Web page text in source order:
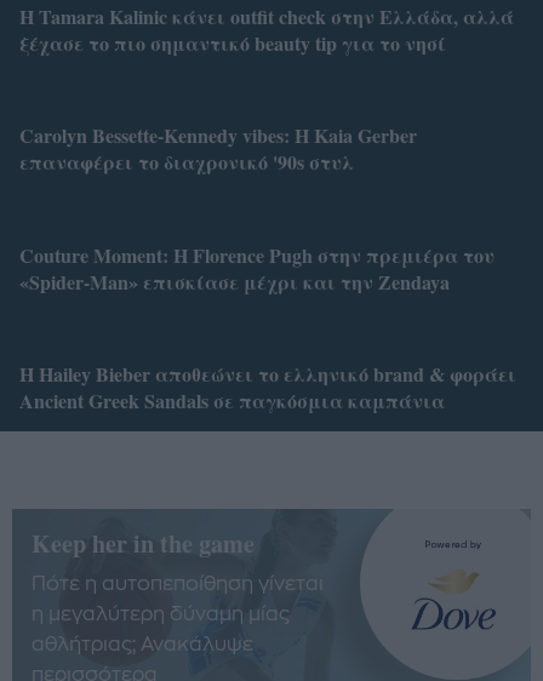
Η Tamara Kalinic κάνει outfit check στην Ελλάδα, αλλά
ξέχασε το πιο σημαντικό beauty tip για το νησί
Carolyn Bessette-Kennedy vibes: Η Kaia Gerber
επαναφέρει το διαχρονικό '90s στυλ
Couture Moment: Η Florence Pugh στην πρεμιέρα του
«Spider-Man» επισκίασε μέχρι και την Zendaya
Η Hailey Bieber αποθεώνει το ελληνικό brand & φοράει
Ancient Greek Sandals σε παγκόσμια καμπάνια
Keep her in the game
Πότε η αυτοπεποίθηση γίνεται
η μεγαλύτερη δύναμη μίας
αθλήτριας; Ανακάλυψε
περισσότερα